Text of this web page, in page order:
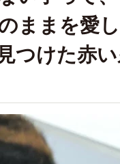
ままを愛
つけた赤